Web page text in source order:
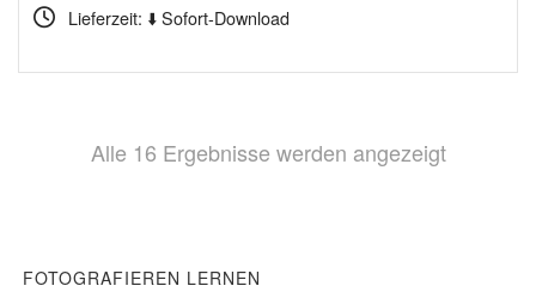
Lieferzeit: ⬇️ Sofort-Download
Alle 16 Ergebnisse werden angezeigtNach
FOTOGRAFIEREN LERNEN